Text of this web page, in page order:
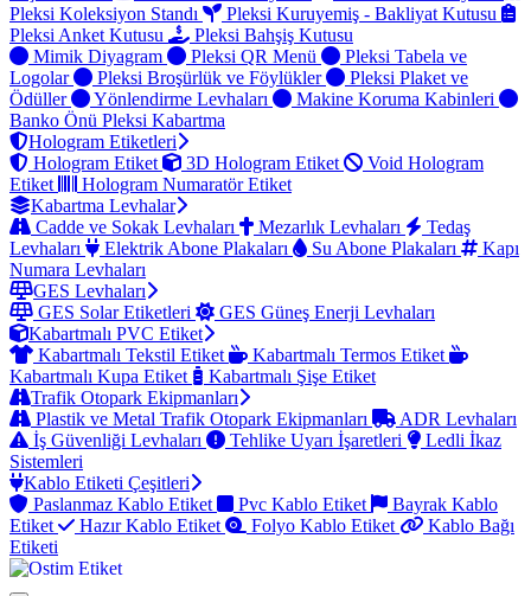
Pleksi Koleksiyon Standı
Pleksi Kuruyemiş - Bakliyat Kutusu
Pleksi Anket Kutusu
Pleksi Bahşiş Kutusu
Mimik Diyagram
Pleksi QR Menü
Pleksi Tabela ve
Logolar
Pleksi Broşürlük ve Föylükler
Pleksi Plaket ve
Ödüller
Yönlendirme Levhaları
Makine Koruma Kabinleri
Banko Önü Pleksi Kabartma
Hologram Etiketleri
Hologram Etiket
3D Hologram Etiket
Void Hologram
Etiket
Hologram Numaratör Etiket
Kabartma Levhalar
Cadde ve Sokak Levhaları
Mezarlık Levhaları
Tedaş
Levhaları
Elektrik Abone Plakaları Su Abone Plakaları
Kapı
Numara Levhaları
GES Levhaları
GES Solar Etiketleri
GES Güneş Enerji Levhaları
Kabartmalı PVC Etiket
Kabartmalı Tekstil Etiket
Kabartmalı Termos Etiket
Kabartmalı Kupa Etiket
Kabartmalı Şişe Etiket
Trafik Otopark Ekipmanları
Plastik ve Metal Trafik Otopark Ekipmanları
ADR Levhaları
İş Güvenliği Levhaları
Tehlike Uyarı İşaretleri
Ledli İkaz
Sistemleri
Kablo Etiketi Çeşitleri
Paslanmaz Kablo Etiket
Pvc Kablo Etiket
Bayrak Kablo
Etiket
Hazır Kablo Etiket Folyo Kablo Etiket
Kablo Bağı
Etiketi